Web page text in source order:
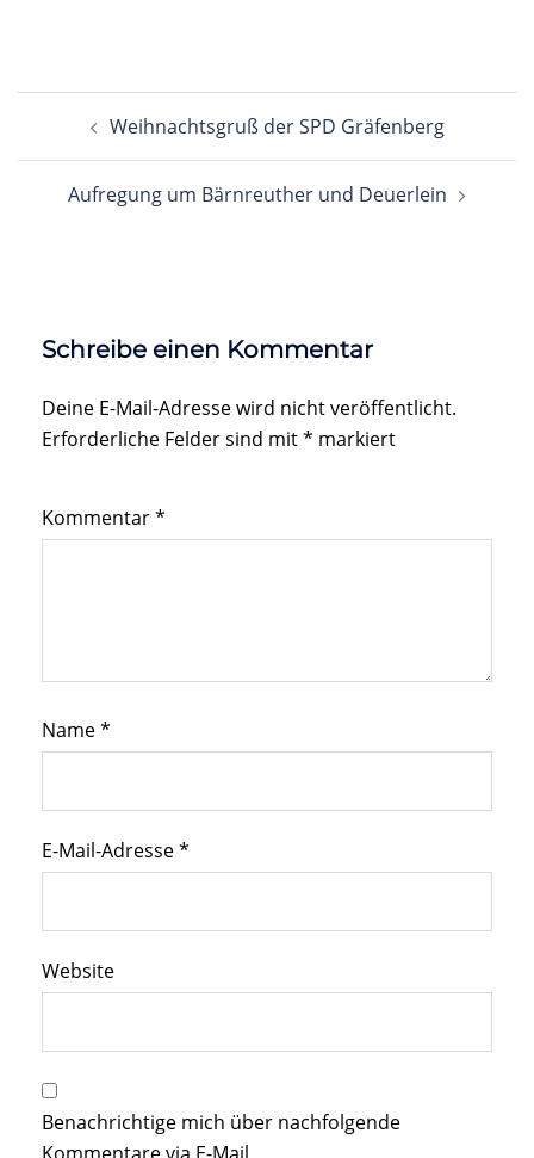
Weihnachtsgruß der SPD Gräfenberg
Aufregung um Bärnreuther und Deuerlein
Schreibe einen Kommentar
Deine E-Mail-Adresse wird nicht veröffentlicht.
Erforderliche Felder sind mit* markiert
Kommentar*
Name*
E-Mail-Adresse*
Website
Benachrichtige mich über nachfolgende
Kommentare via E-Mail.